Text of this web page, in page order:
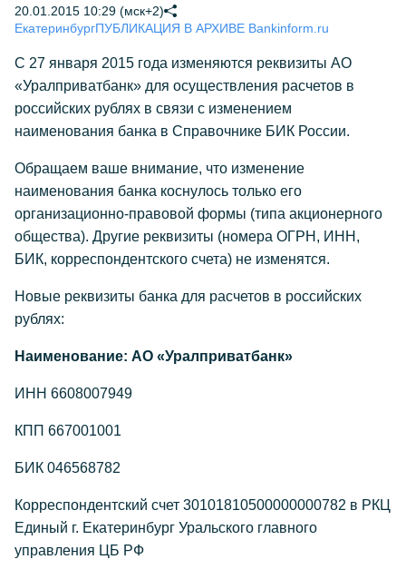
20.01.2015 10:29 (мск+2)
ЕкатеринбургПУБЛИКАЦИЯ В АРХИВЕ Bankinform.ru
С 27 января 2015 года изменяются реквизиты АО
«Уралприватбанк» для осуществления расчетов в
российских рублях в связи с изменением
наименования банка в Справочнике БИК России.
Обращаем ваше внимание, что изменение
наименования банка коснулось только его
организационно-правовой формы (типа акционерного
общества). Другие реквизиты (номера ОГРН, ИНН,
БИК, корреспондентского счета) не изменятся.
Новые реквизиты банка для расчетов в российских
рублях:
Наименование: АО «Уралприватбанк»
ИНН 6608007949
КПП 667001001
БИК 046568782
Корреспондентский счет 30101810500000000782 в РКЦ
Единый г. Екатеринбург Уральского главного
управления ЦБ РФ